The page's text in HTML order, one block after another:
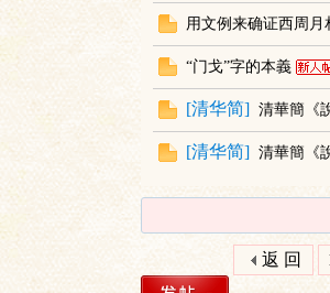
用文例来确证西周月
“门戈”字的本義
[清华简] 清華簡《
[清华简] 清華簡《
返 回